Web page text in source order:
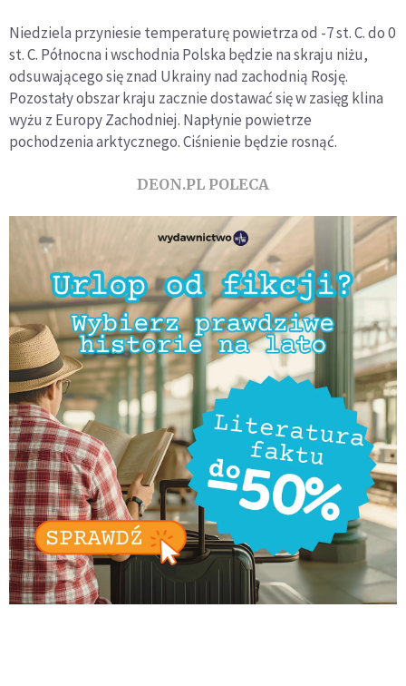
Niedziela przyniesie temperaturę powietrza od -7 st. C. do 0
st. C. Północna i wschodnia Polska będzie na skraju niżu,
odsuwającego się znad Ukrainy nad zachodnią Rosję.
Pozostały obszar kraju zacznie dostawać się w zasięg klina
wyżu z Europy Zachodniej. Napłynie powietrze
pochodzenia arktycznego. Ciśnienie będzie rosnąć.
DEON.PL POLECA